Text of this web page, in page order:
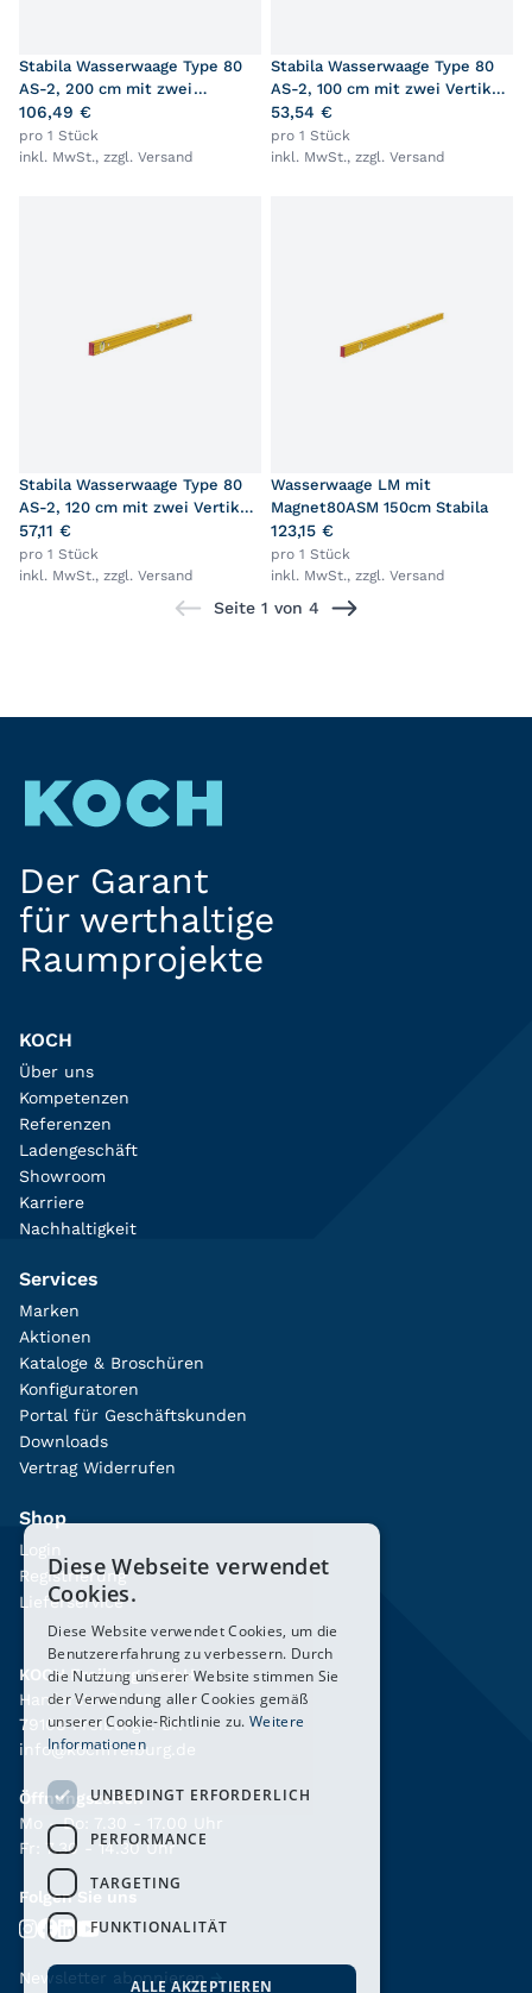
Stabila Wasserwaage Type 80
AS-2, 200 cm mit zwei
Vertikal-Libellen
106,49 €
pro 1 Stück
inkl. MwSt., zzgl. Versand
Stabila Wasserwaage Type 80
AS-2, 100 cm mit zwei Vertikal-
Libellen
53,54 €
pro 1 Stück
inkl. MwSt., zzgl. Versand
Stabila Wasserwaage Type 80
AS-2, 120 cm mit zwei Vertikal-
Libellen
57,11 €
pro 1 Stück
inkl. MwSt., zzgl. Versand
Wasserwaage LM mit
Magnet80ASM 150cm Stabila
123,15 €
pro 1 Stück
inkl. MwSt., zzgl. Versand
Seite 1 von 4
Der Garant
für werthaltige
Raumprojekte
KOCH
Über uns
Kompetenzen
Referenzen
Ladengeschäft
Showroom
Karriere
Nachhaltigkeit
Services
Marken
Aktionen
Kataloge & Broschüren
Konfiguratoren
Portal für Geschäftskunden
Downloads
Vertrag Widerrufen
Shop
Login
Registrierung
Lieferservice
KOCH Freiburg GmbH
Hanferstraße 26
79108 Freiburg i. Br.
info@kochfreiburg.de
Öffnungszeiten
Mo - Do: 7.30 - 17.00 Uhr
Fr: 7.30 - 14.30 Uhr
Folgen Sie uns
Newsletter abonnieren →
Diese Webseite verwendet
Cookies.
Diese Website verwendet Cookies, um die
Benutzererfahrung zu verbessern. Durch
die Nutzung unserer Website stimmen Sie
der Verwendung aller Cookies gemäß
unserer Cookie-Richtlinie zu.Weitere
Informationen
UNBEDINGT ERFORDERLICH
PERFORMANCE
TARGETING
FUNKTIONALITÄT
ALLE AKZEPTIEREN